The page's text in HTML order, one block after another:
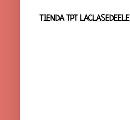
TIENDA TPT LACLASEDEELE